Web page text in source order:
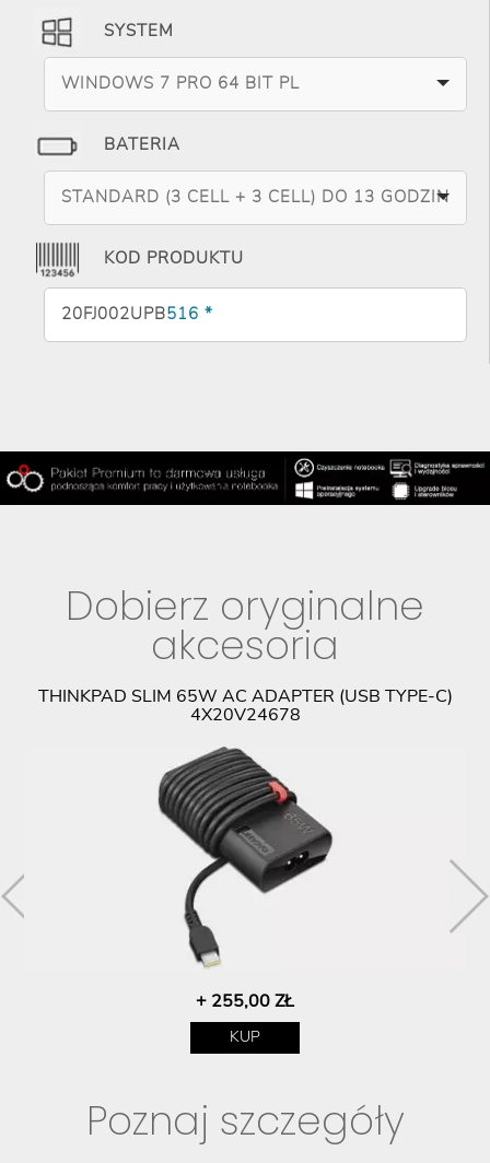
SYSTEM
WINDOWS 7 PRO 64 BIT PL
BATERIA
STANDARD (3 CELL + 3 CELL) DO 13 GODZIN
KOD PRODUKTU
20FJ002UPB516 *
Dobierz oryginalne
akcesoria
THINKPAD SLIM 65W AC ADAPTER (USB TYPE-C)
4X20V24678
+ 255,00 ZŁ
KUP
Poznaj szczegóły